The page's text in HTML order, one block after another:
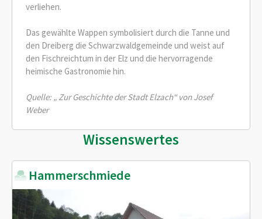
verliehen.
Das gewählte Wappen symbolisiert durch die Tanne und
den Dreiberg die Schwarzwaldgemeinde und weist auf
den Fischreichtum in der Elz und die hervorragende
heimische Gastronomie hin.
Quelle: „ Zur Geschichte der Stadt Elzach“ von Josef
Weber
Wissenswertes
Hammerschmiede